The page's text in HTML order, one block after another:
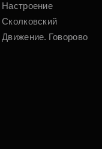
Настроение
Сколковский
Движение. Говорово